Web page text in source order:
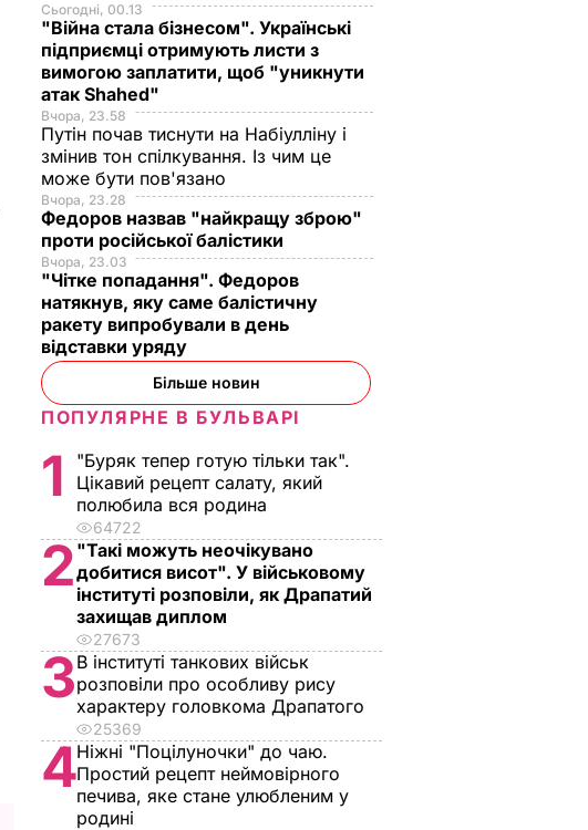
Сьогодні, 00.13
"Війна стала бізнесом". Українські
підприємці отримують листи з
вимогою заплатити, щоб "уникнути
атак Shahed"
Вчора, 23.58
Путін почав тиснути на Набіулліну і
змінив тон спілкування. Із чим це
може бути пов'язано
Вчора, 23.28
Федоров назвав "найкращу зброю"
проти російської балістики
Вчора, 23.03
"Чітке попадання". Федоров
натякнув, яку саме балістичну
ракету випробували в день
відставки уряду
Більше новин
ПОПУЛЯРНЕ В БУЛЬВАРІ
1
"Буряк тепер готую тільки так".
Цікавий рецепт салату, який
полюбила вся родина
64722
2 "Такі можуть неочікувано
добитися висот". У військовому
інституті розповіли, як Драпатий
захищав диплом
27673
3В інституті танкових військ
розповіли про особливу рису
характеру головкома Драпатого
25369
4Ніжні "Поцілуночки" до чаю.
Простий рецепт неймовірного
печива, яке стане улюбленим у
родині